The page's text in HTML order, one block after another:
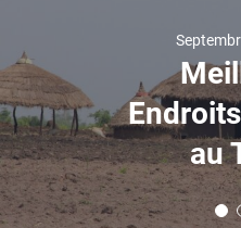
Septembre 19,
Endroits à
au